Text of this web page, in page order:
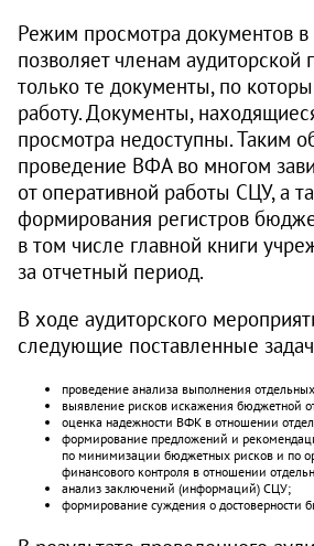
Режим просмотра документов в
позволяет членам аудиторской
только те документы, по
работу. Документы,
просмотра недоступны. Таким
проведение ВФА во многом
от оперативной работы СЦУ, а
формирования регистров
в том числе главной книги
за отчетный период.
В ходе аудиторского
следующие поставленные
проведение анализа выполнения
выявление рисков искажения бюджетной
оценка надежности ВФК в отношении
формирование предложений и
по минимизации бюджетных рисков и по
финансового контроля в отношении
анализ заключений (информаций) СЦУ;
формирование суждения о достоверности